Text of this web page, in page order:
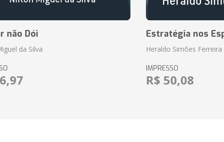
não Dói
da Silva
Estratégia nos
Heraldo Simões Ferreira
IMPRESSO
R$ 50,08